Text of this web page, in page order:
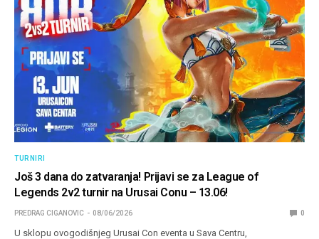
TURNIRI
Još 3 dana do zatvaranja! Prijavi se za League of
Legends 2v2 turnir na Urusai Conu – 13.06!
PREDRAG CIGANOVIC 08/06/2026 0
U sklopu ovogodišnjeg Urusai Con eventa u Sava Centru,